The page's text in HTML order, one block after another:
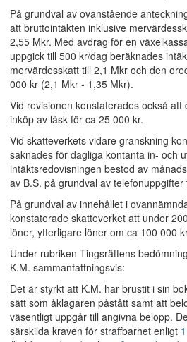
På grundval av ovanstående
att bruttointäkten inklusive
2,55 Mkr. Med avdrag för en
uppgick till 500 kr/dag beräknades
mervärdesskatt till 2,1 Mkr och den
000 kr (2,1 Mkr - 1,35 Mkr).
Vid revisionen konstaterades också
inköp av läsk för ca 25 000 kr.
Vid skatteverkets vidare granskning
saknades för dagliga kontanta in- och
intäktsredovisningen bestod av
av B.S. på grundval av telefonuppgifter
På grundval av innehållet i
konstaterade skatteverket att under
löner, ytterligare löner om ca 100 000
Under rubriken Tingsrättens
K.M. sammanfattningsvis:
Det är styrkt att K.M. har brustit i sin
sätt som åklagaren påstått samt att
väsentligt uppgår till angivna belopp.
särskilda kraven för straffbarhet enligt